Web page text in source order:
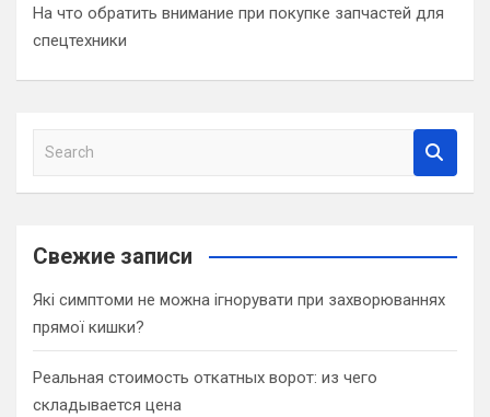
На что обратить внимание при покупке запчастей для
спецтехники
a
c
Свежие записи
Які симптоми не можна ігнорувати при захворюваннях
прямої кишки?
Реальная стоимость откатных ворот: из чего
складывается цена